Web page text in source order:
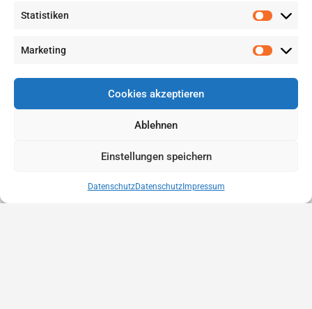
Statistiken
Marketing
Cookies akzeptieren
Ablehnen
Einstellungen speichern
DatenschutzDatenschutzImpressum